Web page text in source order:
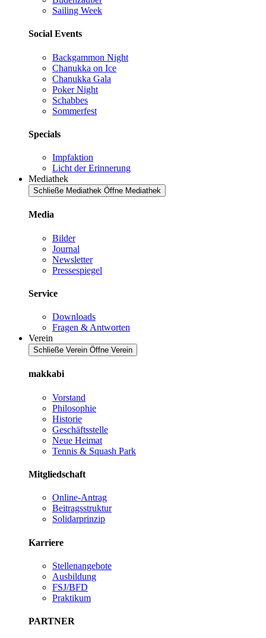
Sailing Week
Social Events
Backgammon Night
Chanukka on Ice
Chanukka Gala
Poker Night
Schabbes
Sommerfest
Specials
Impfaktion
Licht der Erinnerung
Mediathek
Schließe Mediathek Öffne Mediathek
Media
Bilder
Journal
Newsletter
Pressespiegel
Service
Downloads
Fragen & Antworten
Verein
Schließe Verein Öffne Verein
makkabi
Vorstand
Philosophie
Historie
Geschäftsstelle
Neue Heimat
Tennis & Squash Park
Mitgliedschaft
Online-Antrag
Beitragsstruktur
Solidarprinzip
Karriere
Stellenangebote
Ausbildung
FSJ/BFD
Praktikum
PARTNER